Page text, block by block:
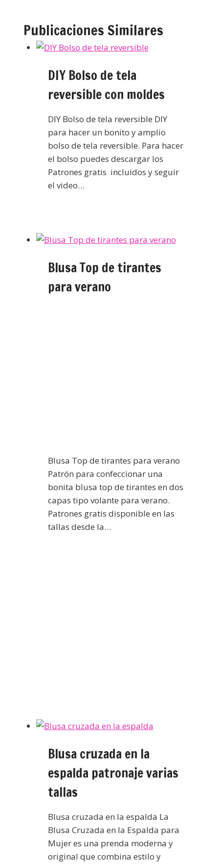
Publicaciones Similares
DIY Bolso de tela
reversible con moldes
DIY Bolso de tela reversible DIY
para hacer un bonito y amplio
bolso de tela reversible. Para hacer
el bolso puedes descargar los
Patrones gratis incluidos y seguir
el video…
Blusa Top de tirantes
para verano
Blusa Top de tirantes para verano
Patrón para confeccionar una
bonita blusa top de tirantes en dos
capas tipo volante para verano.
Patrones gratis disponible en las
tallas desde la…
Blusa cruzada en la
espalda patronaje varias
tallas
Blusa cruzada en la espalda La
Blusa Cruzada en la Espalda para
Mujer es una prenda moderna y
original que combina estilo y